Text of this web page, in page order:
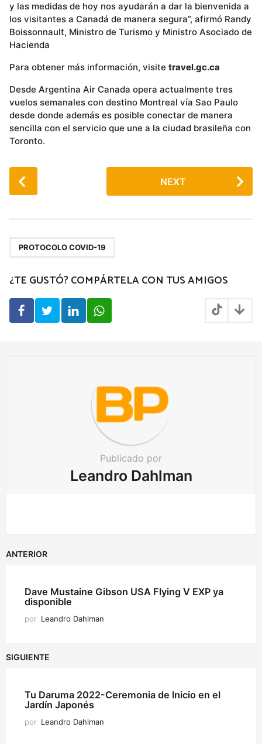
y las medidas de hoy nos ayudarán a dar la bienvenida a
los visitantes a Canadá de manera segura”, afirmó Randy
Boissonnault, Ministro de Turismo y Ministro Asociado de
Hacienda
Para obtener más información, visite travel.gc.ca
Desde Argentina Air Canada opera actualmente tres
vuelos semanales con destino Montreal vía Sao Paulo
desde donde además es posible conectar de manera
sencilla con el servicio que une a la ciudad brasileña con
Toronto.
P
o
i
n
t
NEXT
PROTOCOLO COVID-19
¿TE GUSTÓ? COMPÁRTELA CON TUS AMIGOS
Publicado por
Leandro Dahlman
ANTERIOR
Dave Mustaine Gibson USA Flying V EXP ya
disponible
por Leandro Dahlman
SIGUIENTE
Tu Daruma 2022-Ceremonia de Inicio en el
Jardín Japonés
por Leandro Dahlman